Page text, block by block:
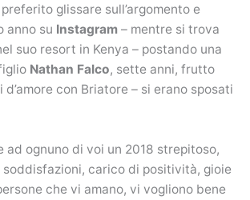
glissare sull’argomento e
anno su Instagram – mentre si trova
suo resort in Kenya – postando una
Nathan Falco, sette anni, frutto
con Briatore – si erano sposati
ad ognuno di voi un 2018 strepitoso,
carico di positività, gioie
che vi amano, vi vogliono bene